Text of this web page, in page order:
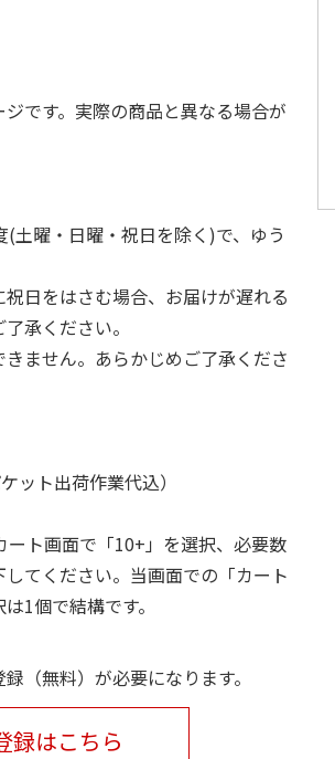
です。実際の商品と異なる場合が
土曜・日曜・祝日を除く)で、ゆう
日をはさむ場合、お届けが遅れる
承ください。
ません。あらかじめご了承くださ
ット出荷作業代込）
ト画面で「10+」を選択、必要数
てください。当画面での「カート
1個で結構です。
（無料）が必要になります。
録はこちら